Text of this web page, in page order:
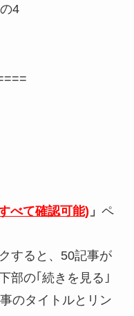
4
べて確認可能) 」 ペ
すると、50記事が
部の｢続きを見る｣
のタイトルとリン